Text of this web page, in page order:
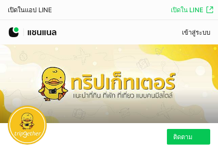
เปิดในแอป LINE เปิดใน LINE
แชนแนล เข้าสู่ระบบ
ติดตาม